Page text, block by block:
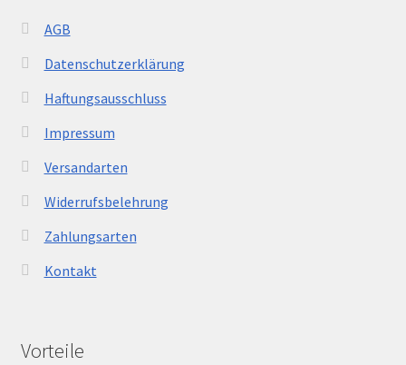
AGB
Datenschutzerklärung
Haftungsausschluss
Impressum
Versandarten
Widerrufsbelehrung
Zahlungsarten
Kontakt
Vorteile